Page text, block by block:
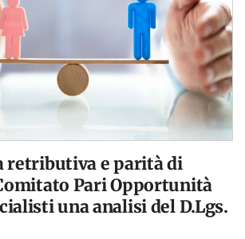
retributiva e parità di
Pari Opportunità
una analisi del D.Lgs.